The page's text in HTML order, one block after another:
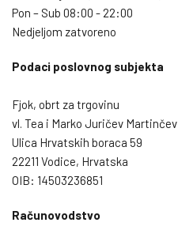
Pon – Sub 08:00 - 22:00
Nedjeljom zatvoreno
Podaci poslovnog subjekta
Fjok, obrt za trgovinu
vl. Tea i Marko Juričev Martinčev
Ulica Hrvatskih boraca 59
22211 Vodice, Hrvatska
OIB: 14503236851
Računovodstvo